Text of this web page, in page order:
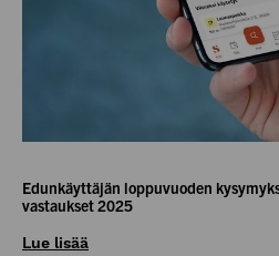
Edunkäyttäjän loppuvuoden
vastaukset 2025
Lue lisää